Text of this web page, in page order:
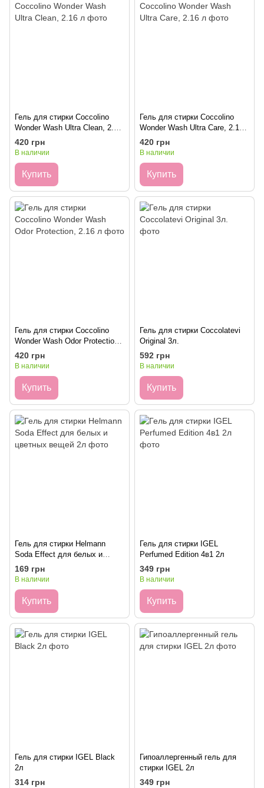
Гель для стирки Coccolino
Wonder Wash Ultra Clean, 2.16
л
420 грн
В наличии
Купить
Гель для стирки Coccolino
Wonder Wash Ultra Care, 2.16
л
420 грн
В наличии
Купить
Гель для стирки Coccolino
Wonder Wash Odor Protection,
2.16 л
420 грн
В наличии
Купить
Гель для стирки Coccolatevi
Original 3л.
592 грн
В наличии
Купить
Гель для стирки Helmann
Soda Effect для белых и
цветных вещей 2л
169 грн
В наличии
Купить
Гель для стирки IGEL
Perfumed Edition 4в1 2л
349 грн
В наличии
Купить
Гель для стирки IGEL Black
2л
314 грн
Гипоаллергенный гель для
стирки IGEL 2л
349 грн